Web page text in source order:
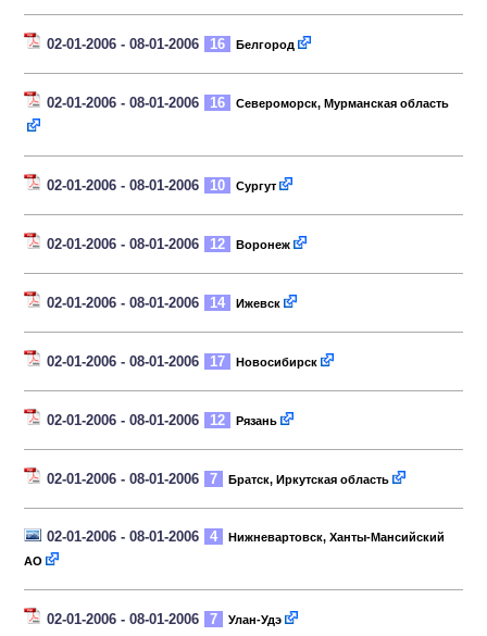
02-01-2006 - 08-01-2006 16 Белгород
02-01-2006 - 08-01-2006 16 Североморск, Мурманская область
02-01-2006 - 08-01-2006 10 Сургут
02-01-2006 - 08-01-2006 12 Воронеж
02-01-2006 - 08-01-2006 14 Ижевск
02-01-2006 - 08-01-2006 17 Новосибирск
02-01-2006 - 08-01-2006 12 Рязань
02-01-2006 - 08-01-2006 7 Братск, Иркутская область
02-01-2006 - 08-01-2006 4
Нижневартовск, Ханты-Мансийский
АО
02-01-2006 - 08-01-2006 7 Улан-Удэ